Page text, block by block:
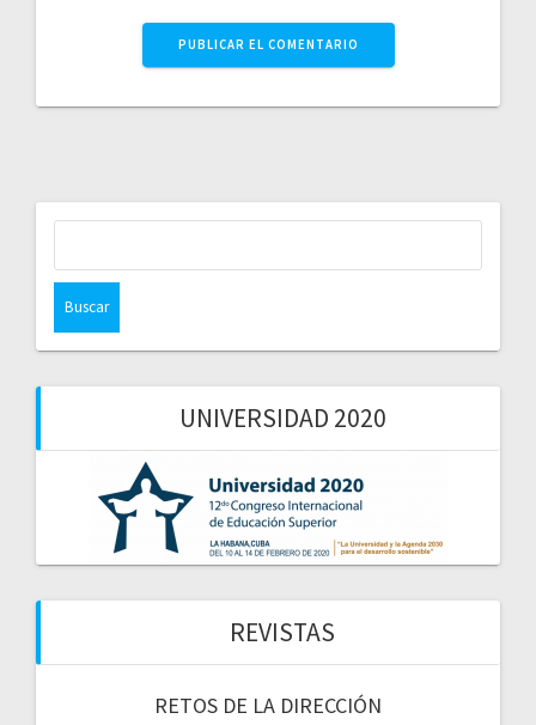
UNIVERSIDAD 2020
REVISTAS
RETOS DE LA DIRECCIÓN